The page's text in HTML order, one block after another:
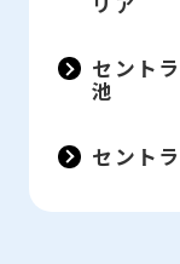
セント
池
セント